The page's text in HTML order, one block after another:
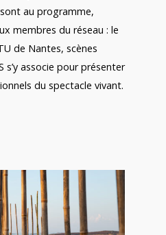
au programme,
membres du réseau : le
de Nantes, scènes
s’y associe pour présenter
du spectacle vivant.